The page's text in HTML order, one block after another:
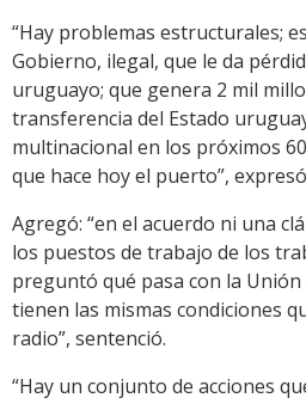
“Hay problemas estructurales;
Gobierno, ilegal, que le da
uruguayo; que genera 2 mil
transferencia del Estado
multinacional en los próximos
que hace hoy el puerto”,
Agregó: “en el acuerdo ni una
los puestos de trabajo de los
preguntó qué pasa con la
tienen las mismas condiciones
radio”, sentenció.
“Hay un conjunto de acciones